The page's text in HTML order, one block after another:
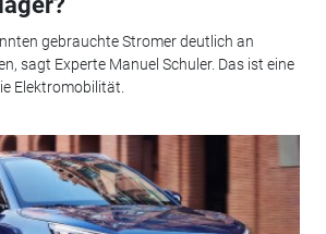
gebrauchte Stromer deutlich an
sagt Experte Manuel Schuler. Das ist eine
Elektromobilität.